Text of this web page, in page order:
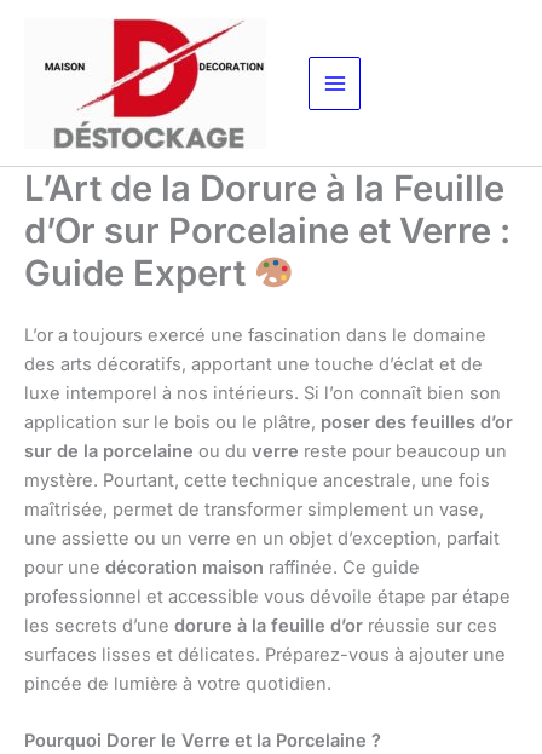
contenu
L’Art de la Dorure à la Feuille
d’Or sur Porcelaine et Verre :
Guide Expert
L’or a toujours exercé une fascination dans le domaine
des arts décoratifs, apportant une touche d’éclat et de
luxe intemporel à nos intérieurs. Si l’on connaît bien son
application sur le bois ou le plâtre, poser des feuilles d’or
sur de la porcelaine ou du verre reste pour beaucoup un
mystère. Pourtant, cette technique ancestrale, une fois
maîtrisée, permet de transformer simplement un vase,
une assiette ou un verre en un objet d’exception, parfait
pour une décoration maison raffinée. Ce guide
professionnel et accessible vous dévoile étape par étape
les secrets d’une dorure à la feuille d’or réussie sur ces
surfaces lisses et délicates. Préparez-vous à ajouter une
pincée de lumière à votre quotidien.
Pourquoi Dorer le Verre et la Porcelaine ?